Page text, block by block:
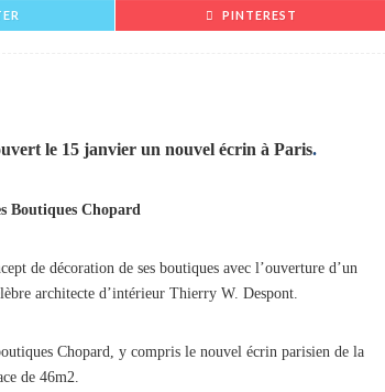
PINTEREST
le 15 janvier un nouvel écrin à Paris.
Boutiques Chopard
de décoration de ses boutiques avec l’ouverture d’un
architecte d’intérieur Thierry W. Despont.
Chopard, y compris le nouvel écrin parisien de la
de 46m2.